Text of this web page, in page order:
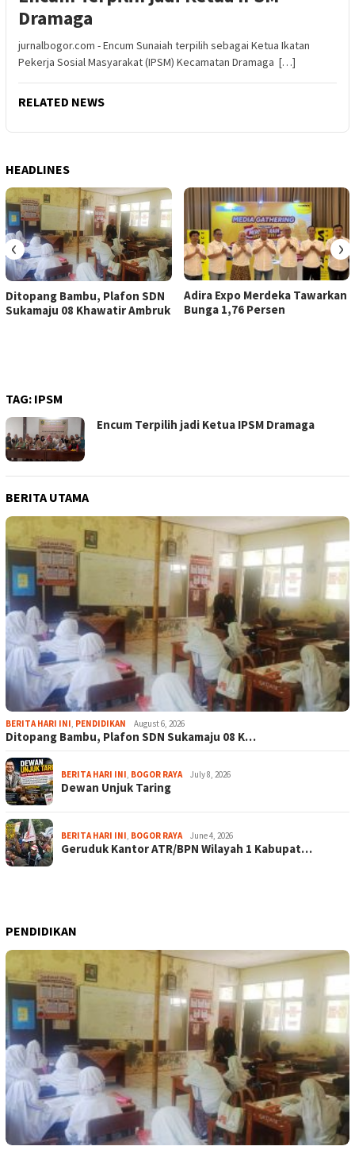
Dramaga
jurnalbogor.com - Encum Sunaiah terpilih sebagai Ketua Ikatan
Pekerja Sosial Masyarakat (IPSM) Kecamatan Dramaga […]
RELATED NEWS
HEADLINES
Ditopang Bambu, Plafon SDN
Sukamaju 08 Khawatir Ambruk
Adira Expo Merdeka Tawarkan
Bunga 1,76 Persen
‹ ›
TAG: IPSM
Encum Terpilih jadi Ketua IPSM Dramaga
BERITA UTAMA
BERITA HARI INI, PENDIDIKAN August 6, 2026
Ditopang Bambu, Plafon SDN Sukamaju 08 K…
BERITA HARI INI, BOGOR RAYA July 8, 2026
Dewan Unjuk Taring
BERITA HARI INI, BOGOR RAYA June 4, 2026
Geruduk Kantor ATR/BPN Wilayah 1 Kabupat…
PENDIDIKAN